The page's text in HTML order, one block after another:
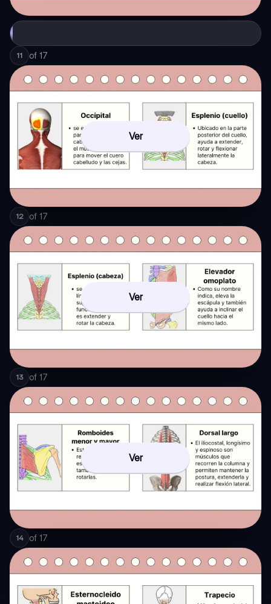
11 of 17
Ver
12 of 17
Ver
13 of 17
Ver
14 of 17